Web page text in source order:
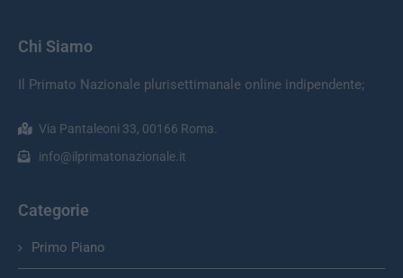
Chi Siamo
Il Primato Nazionale plurisettimanale online indipendente;
Via Pantaleoni 33, 00166 Roma.
info@ilprimatonazionale.it
Categorie
Primo Piano